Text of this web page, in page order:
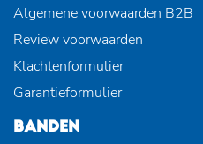
Algemene voorwaarden B2B
Review voorwaarden
Klachtenformulier
Garantieformulier
BANDEN